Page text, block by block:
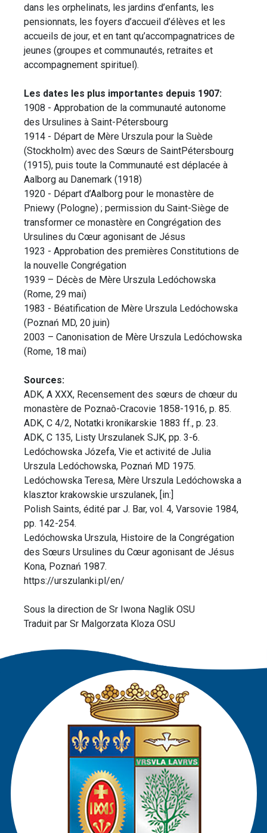
dans les orphelinats, les jardins d’enfants, les
pensionnats, les foyers d’accueil d’élèves et les
accueils de jour, et en tant qu’accompagnatrices de
jeunes (groupes et communautés, retraites et
accompagnement spirituel).
Les dates les plus importantes depuis 1907:
1908 - Approbation de la communauté autonome
des Ursulines à Saint-Pétersbourg
1914 - Départ de Mère Urszula pour la Suède
(Stockholm) avec des Sœurs de SaintPétersbourg
(1915), puis toute la Communauté est déplacée à
Aalborg au Danemark (1918)
1920 - Départ d’Aalborg pour le monastère de
Pniewy (Pologne) ; permission du Saint-Siège de
transformer ce monastère en Congrégation des
Ursulines du Cœur agonisant de Jésus
1923 - Approbation des premières Constitutions de
la nouvelle Congrégation
1939 – Décès de Mère Urszula Ledóchowska
(Rome, 29 mai)
1983 - Béatification de Mère Urszula Ledóchowska
(Poznań MD, 20 juin)
2003 – Canonisation de Mère Urszula Ledóchowska
(Rome, 18 mai)
Sources:
ADK, A XXX, Recensement des sœurs de chœur du
monastère de Poznaô-Cracovie 1858-1916, p. 85.
ADK, C 4/2, Notatki kronikarskie 1883 ff., p. 23.
ADK, C 135, Listy Urszulanek SJK, pp. 3-6.
Ledóchowska Józefa, Vie et activité de Julia
Urszula Ledóchowska, Poznań MD 1975.
Ledóchowska Teresa, Mère Urszula Ledóchowska a
klasztor krakowskie urszulanek, [in:]
Polish Saints, édité par J. Bar, vol. 4, Varsovie 1984,
pp. 142-254.
Ledóchowska Urszula, Histoire de la Congrégation
des Sœurs Ursulines du Cœur agonisant de Jésus
Kona, Poznań 1987.
https://urszulanki.pl/en/
Sous la direction de Sr Iwona Naglik OSU
Traduit par Sr Malgorzata Kloza OSU